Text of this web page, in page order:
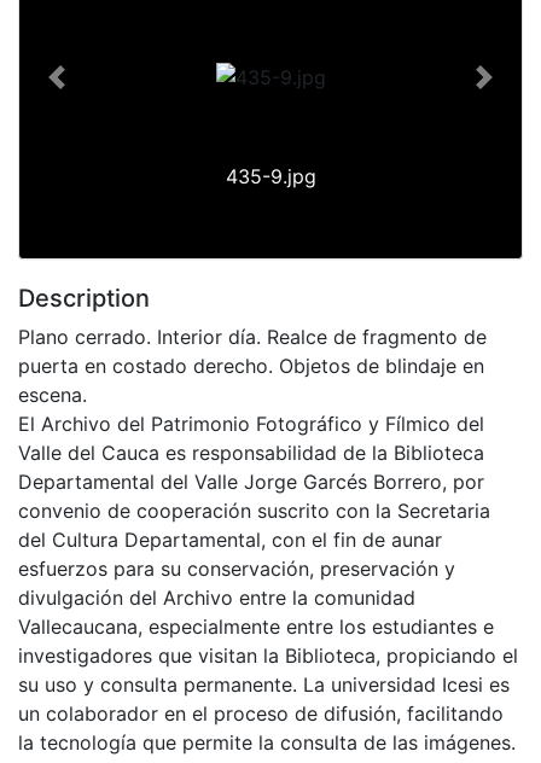
435-9.jpg
Previous Next
Description
Plano cerrado. Interior día. Realce de fragmento de
puerta en costado derecho. Objetos de blindaje en
escena.
El Archivo del Patrimonio Fotográfico y Fílmico del
Valle del Cauca es responsabilidad de la Biblioteca
Departamental del Valle Jorge Garcés Borrero, por
convenio de cooperación suscrito con la Secretaria
del Cultura Departamental, con el fin de aunar
esfuerzos para su conservación, preservación y
divulgación del Archivo entre la comunidad
Vallecaucana, especialmente entre los estudiantes e
investigadores que visitan la Biblioteca, propiciando el
su uso y consulta permanente. La universidad Icesi es
un colaborador en el proceso de difusión, facilitando
la tecnología que permite la consulta de las imágenes.